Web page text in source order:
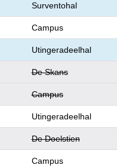
Surventohal
Campus
Utingeradeelhal
De Skans
Campus
Utingeradeelhal
De Doelstien
Campus